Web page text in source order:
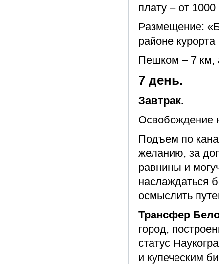
плату – от
Размещение:
районе
Пешком – 7 км,
7 день.
Завтрак.
Освобождение
Подъем по
желанию, за
равнины и
наслаждаться
осмыслить
Трансфер
город,
статус
и купеческим